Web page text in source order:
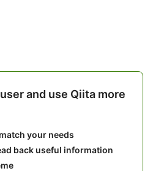
and use Qiita more
your needs
back useful information